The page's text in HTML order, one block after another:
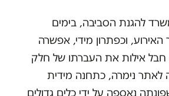
להגנת הסביבה, בימים
וכפתרון מידי, אפשרה
חבל אילות את העברתו של חלק
נימרה, כתחנה מידית
נאספה על ידי כלים גדולים